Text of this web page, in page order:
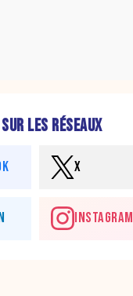
LES RÉSEAUX
X
INSTAGRAM